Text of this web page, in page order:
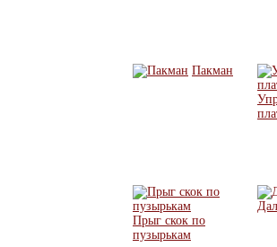
Пакман
Прыг скок по
пузырькам